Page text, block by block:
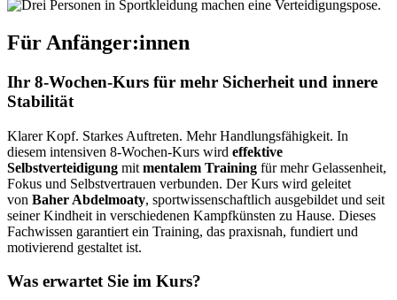
Für Anfänger:innen
Ihr 8‑Wochen‑Kurs für mehr Sicherheit und innere
Stabilität
Klarer Kopf. Starkes Auftreten. Mehr Handlungsfähigkeit. In
diesem intensiven 8‑Wochen‑Kurs wird effektive
Selbstverteidigung mit mentalem Training für mehr Gelassenheit,
Fokus und Selbstvertrauen verbunden. Der Kurs wird geleitet
von Baher Abdelmoaty, sportwissenschaftlich ausgebildet und seit
seiner Kindheit in verschiedenen Kampfkünsten zu Hause. Dieses
Fachwissen garantiert ein Training, das praxisnah, fundiert und
motivierend gestaltet ist.
Was erwartet Sie im Kurs?